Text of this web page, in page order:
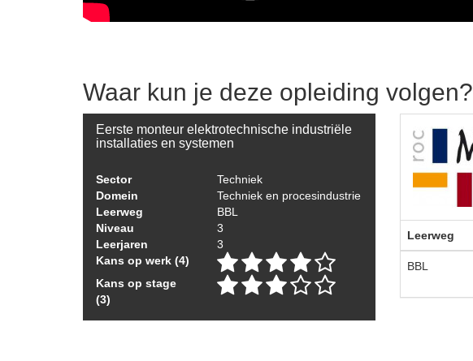
Waar kun je deze opleiding volgen?
Eerste monteur elektrotechnische industriële
installaties en systemen
Sector
Techniek
Domein
Techniek en procesindustrie
Leerweg
BBL
Niveau
3
Leerjaren
3
Kans op werk (4)
Kans op stage
(3)
Leerweg
BBL